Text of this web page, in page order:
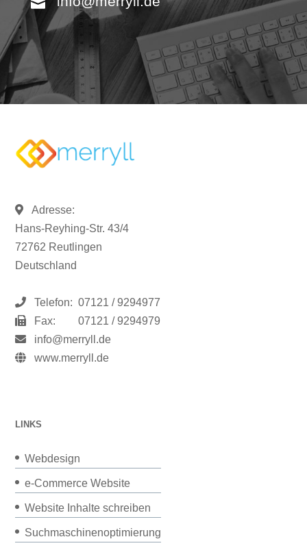
Adresse:
Hans-Reyhing-Str. 43/4
72762 Reutlingen
Deutschland
Telefon: 07121 / 9294977
Fax:
07121 / 9294979
info@merryll.de
www.merryll.de
LINKS
Webdesign
e-Commerce Website
Website Inhalte schreiben
Suchmaschinenoptimierung